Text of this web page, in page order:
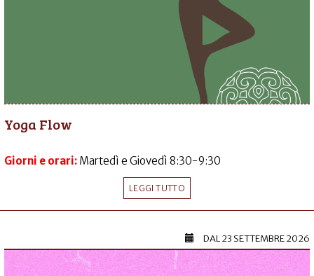
Yoga Flow
Giorni e orari: Martedì e Giovedì 8:30-9:30
LEGGI TUTTO
DAL23 SETTEMBRE 2026